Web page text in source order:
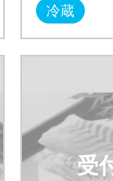
冷蔵
受